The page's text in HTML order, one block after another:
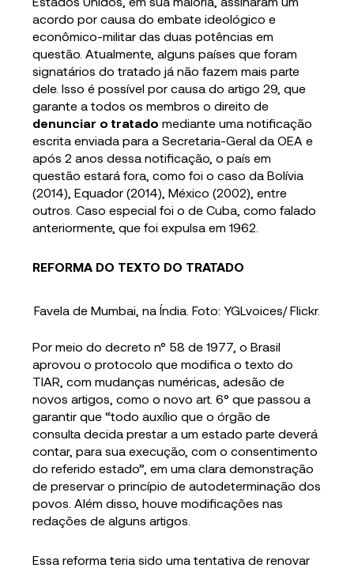
acordo por causa do embate ideológico e
econômico-militar das duas potências em
questão. Atualmente, alguns países que foram
signatários do tratado já não fazem mais parte
dele. Isso é possível por causa do artigo 29, que
garante a todos os membros o direito de
denunciar o tratado mediante uma notificação
escrita enviada para a Secretaria-Geral da OEA e
após 2 anos dessa notificação, o país em
questão estará fora, como foi o caso da Bolívia
(2014), Equador (2014), México (2002), entre
outros. Caso especial foi o de Cuba, como falado
anteriormente, que foi expulsa em 1962.
REFORMA DO TEXTO DO TRATADO
Favela de Mumbai, na Índia. Foto: YGLvoices/ Flickr.
Por meio do decreto n° 58 de 1977, o Brasil
aprovou o protocolo que modifica o texto do
TIAR, com mudanças numéricas, adesão de
novos artigos, como o novo art. 6° que passou a
garantir que “todo auxílio que o órgão de
consulta decida prestar a um estado parte deverá
contar, para sua execução, com o consentimento
do referido estado”, em uma clara demonstração
de preservar o princípio de autodeterminação dos
povos. Além disso, houve modificações nas
redações de alguns artigos.
Essa reforma teria sido uma tentativa de renovar